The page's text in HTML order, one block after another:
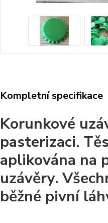
Kompletní specifikace
Korunkové
pasterizaci.
aplikována na
uzávěry.
běžné pivní